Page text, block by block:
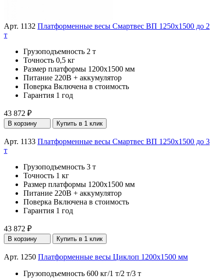
Арт. 1132 Платформенные весы Смартвес ВП 1250x1500 до 2
т
Грузоподъемность 2 т
Точность 0,5 кг
Размер платформы 1200х1500 мм
Питание 220В + аккумулятор
Поверка Включена в стоимость
Гарантия 1 год
43 872 ₽
В корзину Купить в 1 клик
Арт. 1133 Платформенные весы Смартвес ВП 1250x1500 до 3
т
Грузоподъемность 3 т
Точность 1 кг
Размер платформы 1200х1500 мм
Питание 220В + аккумулятор
Поверка Включена в стоимость
Гарантия 1 год
43 872 ₽
В корзину Купить в 1 клик
Арт. 1250 Платформенные весы Циклоп 1200х1500 мм
Грузоподъемность 600 кг/1 т/2 т/3 т